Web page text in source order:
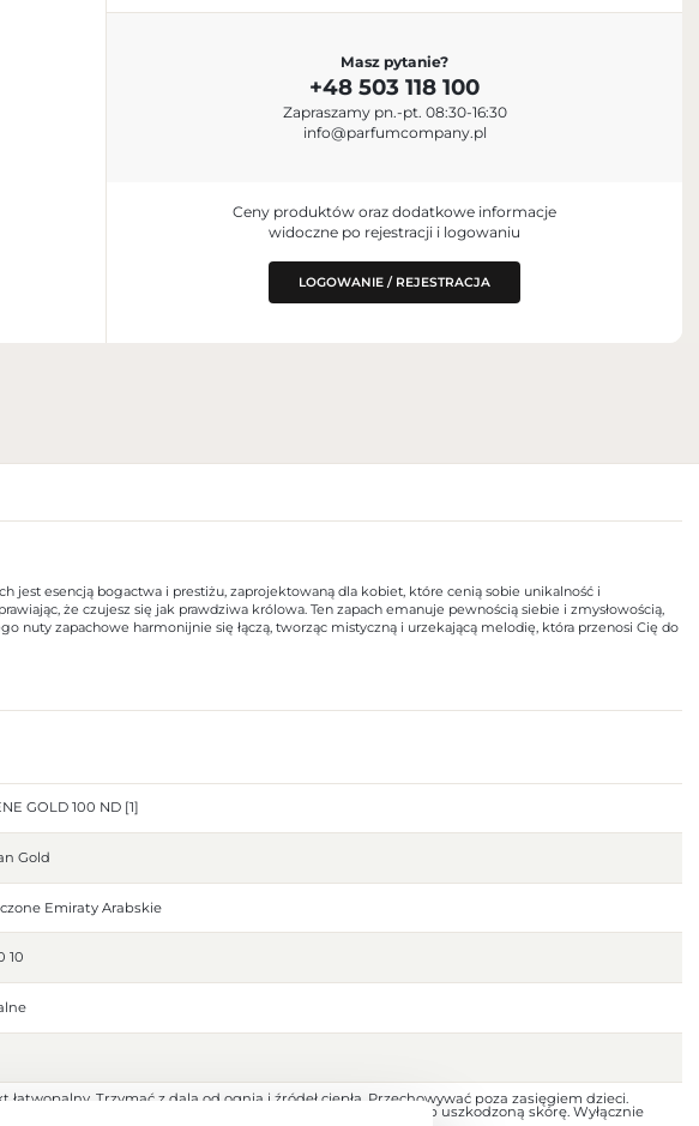
Parfum Company Sp. z o. o. S.K.A.
+48 503 118 100
info@parfumcompany.pl
ul. Lubelska 42, 05-077 Zakręt, Poland
Masz pytanie?
+48 503 118 100
Zapraszamy pn.-pt. 08:30-16:30
info@parfumcompany.pl
Ceny produktów oraz dodatkowe informacje
widoczne po rejestracji i logowaniu
LOGOWANIE / REJESTRACJA
esencją bogactwa i prestiżu, zaprojektowaną dla kobiet, które cenią sobie unikalność i
że czujesz się jak prawdziwa królowa. Ten zapach emanuje pewnością siebie i zmysłowością,
nuty zapachowe harmonijnie się łączą, tworząc mistyczną i urzekającą melodię, która przenosi Cię do
GOLD 100 ND [1]
Gold
Emiraty Arabskie
10
łatwopalny. Trzymać z dala od ognia i źródeł ciepła. Przechowywać poza zasięgiem dzieci.
w chłodnym miejscu. Nie stosować na podrażnioną lub uszkodzoną skórę. Wyłącznie